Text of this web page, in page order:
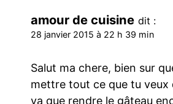
amour de cuisine dit :
28 janvier 2015 à 22 h 39 min
Salut ma chere, bien sur
mettre tout ce que tu veux
va que rendre le gâteau